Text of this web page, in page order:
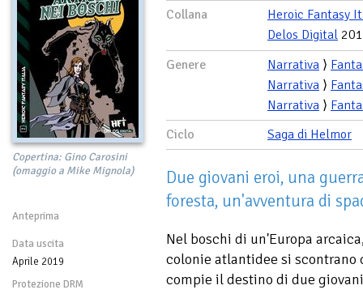
Copertina: Gino Carosini
(omaggio a Mike Mignola)
Anteprima
Data uscita
Aprile 2019
Protezione DRM
Collana
Heroic Fantasy
Delos Digital
Genere
Narrativa ⟩
Narrativa ⟩
Narrativa ⟩
Ciclo
Saga di Helmor
Due giovani eroi, una
foresta, un'avventura di
Nel boschi di un'Europa
colonie atlantidee si scontrano
compie il destino di due